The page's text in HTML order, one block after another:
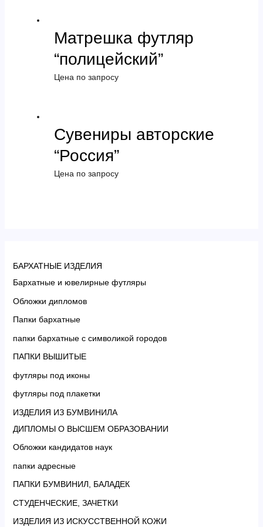
БАРХАТНЫЕ ИЗДЕЛИЯ
Бархатные и ювелирные футляры
Обложки дипломов
Папки бархатные
папки бархатные с символикой городов
ПАПКИ ВЫШИТЫЕ
футляры под иконы
футляры под плакетки
ИЗДЕЛИЯ ИЗ БУМВИНИЛА
ДИПЛОМЫ О ВЫСШЕМ ОБРАЗОВАНИИ
Обложки кандидатов наук
папки адресные
ПАПКИ БУМВИНИЛ, БАЛАДЕК
СТУДЕНЧЕСКИЕ, ЗАЧЕТКИ
ИЗДЕЛИЯ ИЗ ИСКУССТВЕННОЙ КОЖИ
Матрешка футляр
“полицейский”
Цена по запросу
Сувениры авторские
“Россия”
Цена по запросу